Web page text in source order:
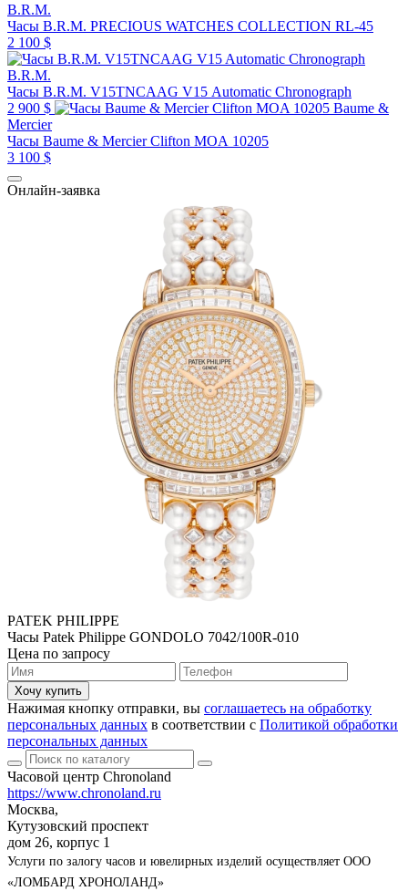
B.R.M.
Часы B.R.M. PRECIOUS WATCHES COLLECTION RL-45
2 100 $
B.R.M.
Часы B.R.M. V15TNCAAG V15 Automatic Chronograph
2 900 $
Baume &
Mercier
Часы Baume & Mercier Clifton MOA 10205
3 100 $
Онлайн-заявка
PATEK PHILIPPE
Часы Patek Philippe GONDOLO 7042/100R-010
Цена по запросу
Хочу купить
Нажимая кнопку отправки, вы соглашаетесь на обработку
персональных данных в соответствии с Политикой обработки
персональных данных
Часовой центр Chronoland
https://www.chronoland.ru
Москва,
Кутузовский проспект
дом 26, корпус 1
Услуги по залогу часов и ювелирных изделий осуществляет ООО
«ЛОМБАРД ХРОНОЛАНД»